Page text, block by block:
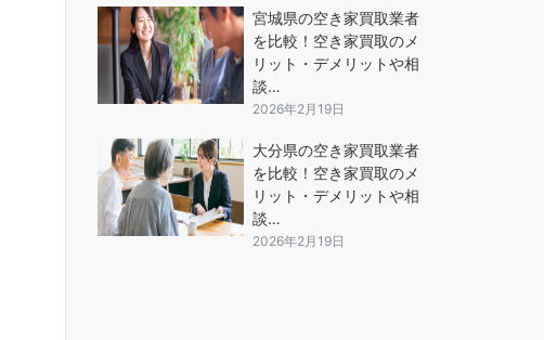
宮城県の空き家買取業者
を比較！空き家買取のメ
リット・デメリットや相
談…
2026年2月19日
大分県の空き家買取業者
を比較！空き家買取のメ
リット・デメリットや相
談…
2026年2月19日